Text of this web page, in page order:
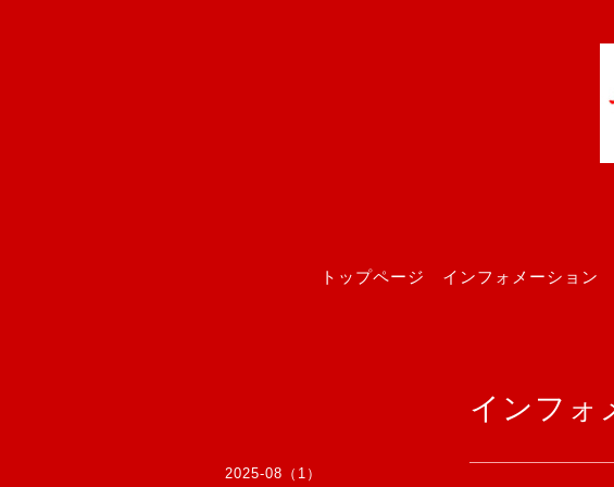
トップページ インフォメーション
インフォ
2025-08（1）